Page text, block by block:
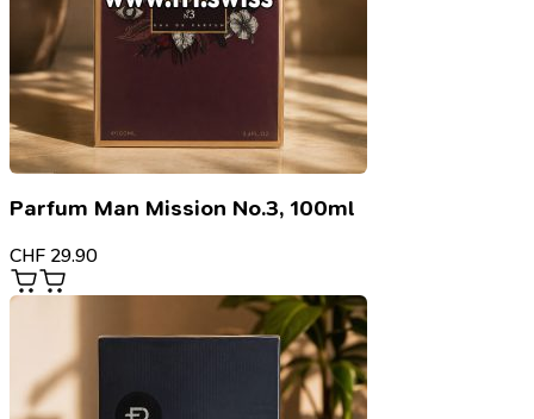
Parfum Man Mission No.3, 100ml
CHF 29.90